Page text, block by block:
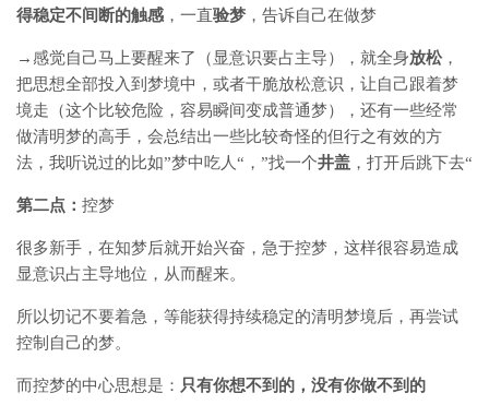
得稳定不间断的触感 ，一直验梦 ，告诉自己在做梦
→感觉自己马上要醒来了（显意识要占主导），就全身放松，
把思想全部投入到梦境中，或者干脆放松意识，让自己跟着梦
境走（这个比较危险，容易瞬间变成普通梦），还有一些经常
做清明梦的高手，会总结出一些比较奇怪的但行之有效的方
法，我听说过的比如”梦中吃人“，”找一个井盖 ，打开后跳下去“
第二点： 控梦
很多新手，在知梦后就开始兴奋，急于控梦，这样很容易造成
显意识占主导地位，从而醒来。
所以切记不要着急，等能获得持续稳定的清明梦境后，再尝试
控制自己的梦。
而控梦的中心思想是： 只有你想不到的，没有你做不到的